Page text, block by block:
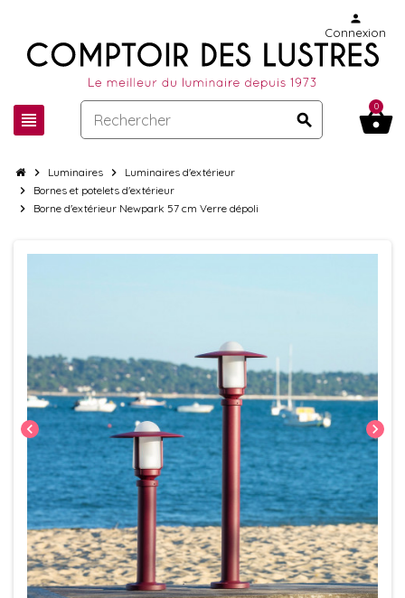
view_headline search
person
Connexion
shopping_basket
0
chevron_right Luminaires chevron_right Luminaires d'extérieur
chevron_right Bornes et potelets d'extérieur
chevron_right Borne d'extérieur Newpark 57 cm Verre dépoli
chevron_left chevron_right